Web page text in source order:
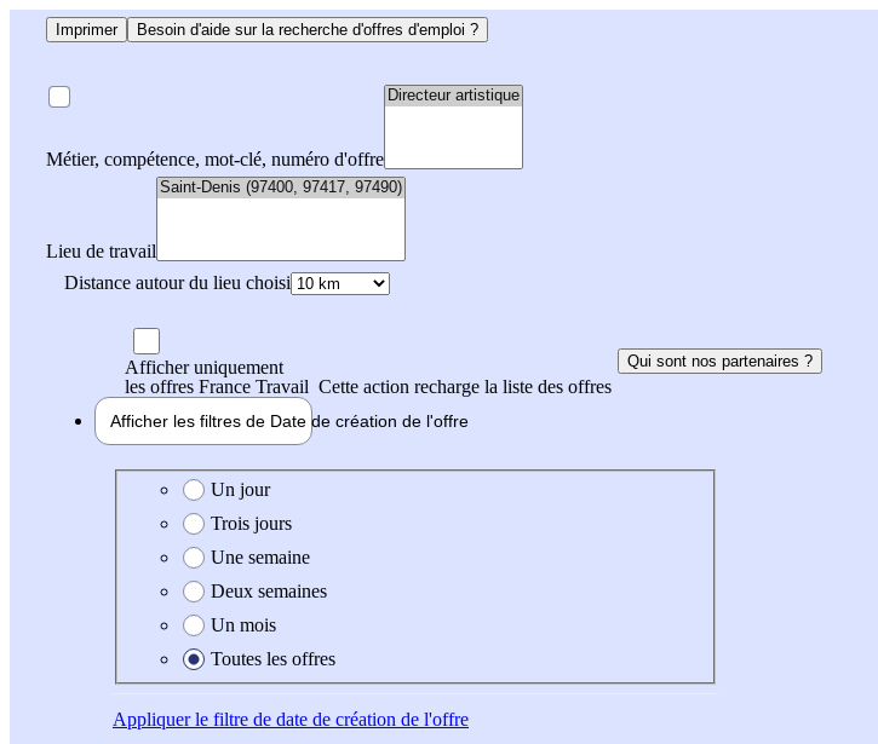
Imprimer Besoin d'aide sur la recherche d'offres d'emploi ?
Métier, compétence, mot-clé, numéro d'offre
Lieu de travail
Distance autour du lieu choisi
Afficher uniquement
les offres France Travail Cette action recharge la liste des offres
Qui sont nos partenaires ?
Afficher les filtres de Date de création de l'offre
Date de création de l'offre
Un jour
Trois jours
Une semaine
Deux semaines
Un mois
Toutes les offres
Appliquerle filtre de date de création de l'offre